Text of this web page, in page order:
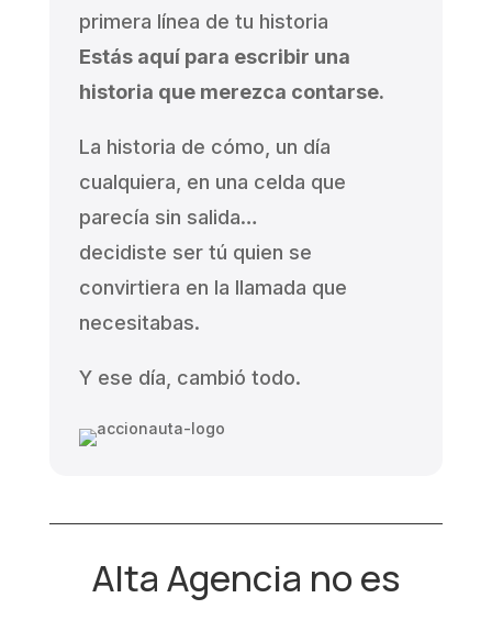
primera línea de tu historia
Estás aquí para escribir una
historia que merezca contarse.
La historia de cómo, un día
cualquiera, en una celda que
parecía sin salida…
decidiste ser tú quien se
convirtiera en la llamada que
necesitabas.
Y ese día, cambió todo.
Alta Agencia no es